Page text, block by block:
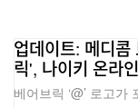
업데이트: 메디
릭', 나이키 온라
베어브릭 ‘@’ 로고가